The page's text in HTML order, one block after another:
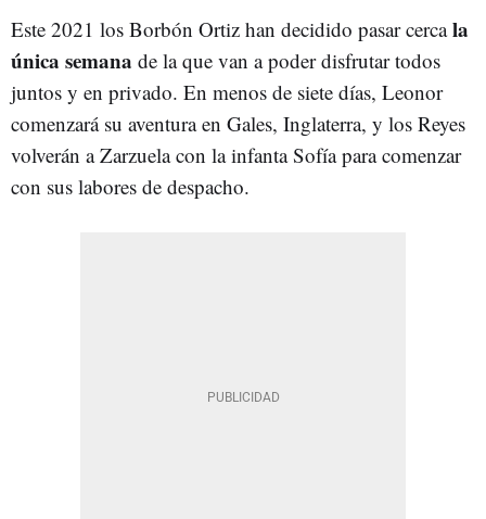
Este 2021 los Borbón Ortiz han decidido pasar cercala
única semana de la que van a poder disfrutar todos
juntos y en privado. En menos de siete días, Leonor
comenzará su aventura en Gales, Inglaterra, y los Reyes
volverán a Zarzuela con la infanta Sofía para comenzar
con sus labores de despacho.